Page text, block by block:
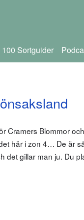
100 Sortguider
Cramers Blommor
här i zon 4… De är
det gillar man ju. Du